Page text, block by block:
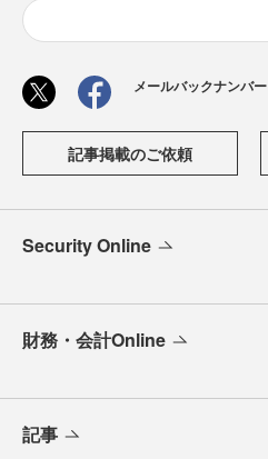
メールバックナンバー
記事掲載のご依頼
Security Online
財務・会計Online
記事